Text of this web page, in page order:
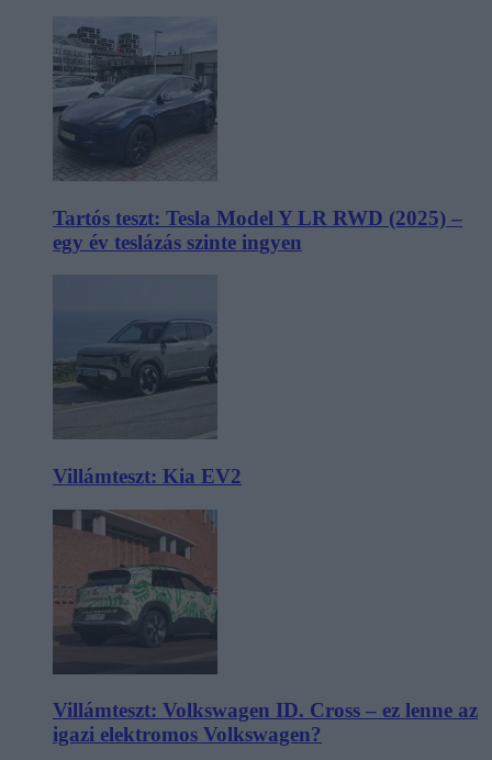
Tartós teszt: Tesla Model Y LR RWD (2025) –
egy év teslázás szinte ingyen
Villámteszt: Kia EV2
Villámteszt: Volkswagen ID. Cross – ez lenne az
igazi elektromos Volkswagen?